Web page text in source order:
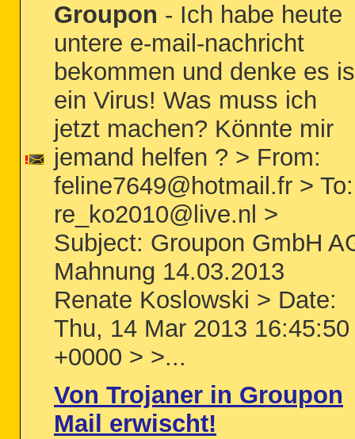
Groupon - Ich habe heute
untere e-mail-nachricht
bekommen und denke es
ein Virus! Was muss ich
jetzt machen? Könnte mir
jemand helfen ? > From:
feline7649@hotmail.fr > To:
re_ko2010@live.nl >
Subject: Groupon GmbH
Mahnung 14.03.2013
Renate Koslowski > Date:
Thu, 14 Mar 2013 16:45:50
+0000 > >...
Von Trojaner in Groupon
Mail erwischt!